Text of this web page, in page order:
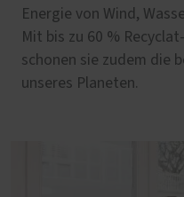
Energie von Wind,
Mit bis zu 60 %
schonen sie zudem die
unseres Planeten.